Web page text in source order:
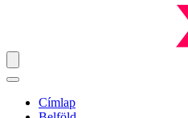
Címlap